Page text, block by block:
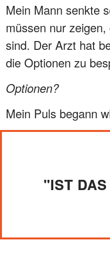
Mein Mann senkte
müssen nur
sind. Der Arzt hat
die Optionen zu
Optionen?
Mein Puls begann
"IST